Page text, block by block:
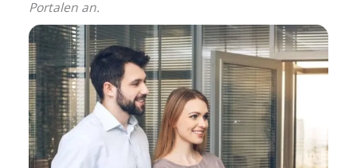
Portalen an.